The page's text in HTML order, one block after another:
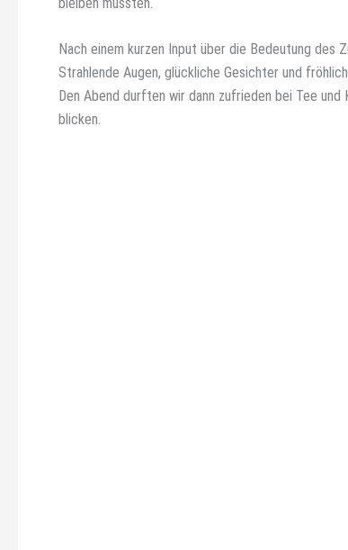
Nach einem kurzen Input über die Bedeutung des
Strahlende Augen, glückliche Gesichter und
Den Abend durften wir dann zufrieden bei Tee
blicken.